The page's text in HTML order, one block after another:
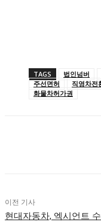
TAGS 법인넘버
주선면허
직영차전
화물차허가권
이전 기사
현대자동차, 엑시언트